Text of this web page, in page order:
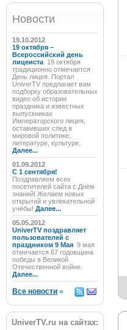
Новости
19.10.2012
19 октября –
Всероссийский день
лицеиста 19 октября
традиционно отмечается
День лицея. Портал
UniverTV предлагает вам
подборку образовательных
видео об истории
праздника и известных
выпускниках
Императорского лицея,
оставивших след в
мировой политике,
литературе, культуре.
Далее...
01.09.2012
C 1 сентября!
Поздравляем всех
посетителей сайта с Днём
знаний! Желаем новых
открытий и увлекательной
учёбы! Далее...
05.05.2012
UniverTV поздравляет
пользователей с
праздником 9 Мая 9 мая
отмечается 67 годовщина
победы в Великой
Отечественной войне.
Далее...
Все новости »
UniverTV.ru на сайтах: